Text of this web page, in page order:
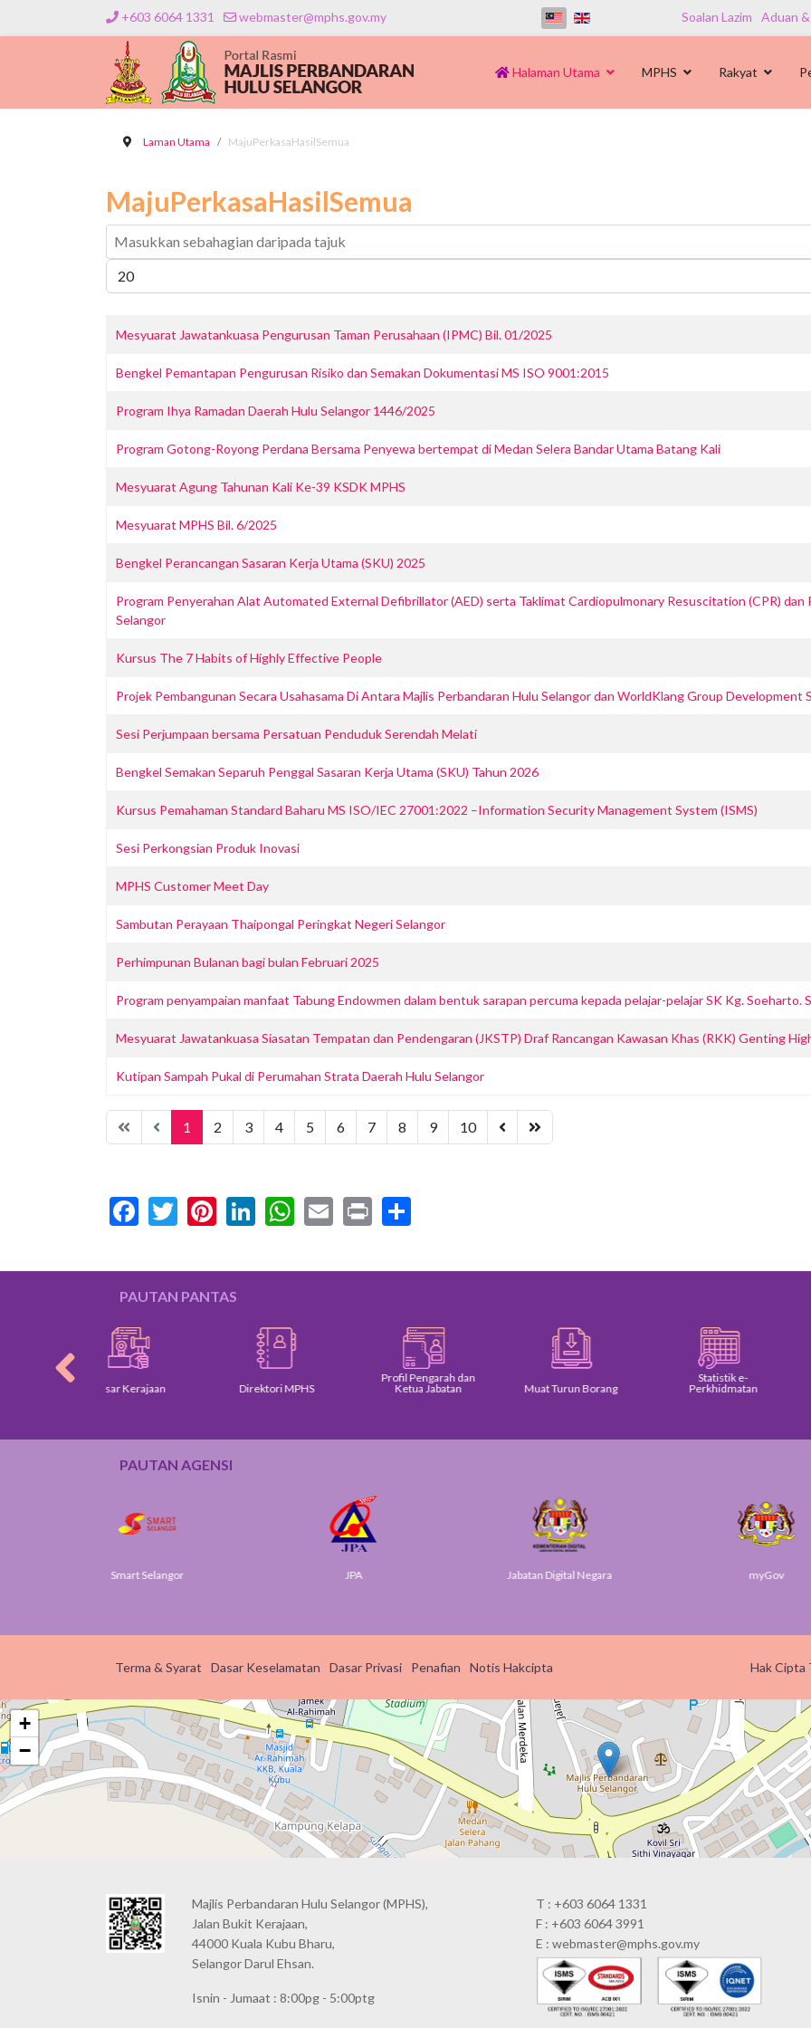
+603 6064 1331 webmaster@mphs.gov.my Soalan Lazim Aduan
Halaman Utama MPHS Rakyat
Laman Utama MajuPerkasaHasilSemua
MajuPerkasaHasilSemua
Papar #
Mesyuarat Jawatankuasa Pengurusan Taman Perusahaan (IPMC) Bil. 01/2025
Bengkel Pemantapan Pengurusan Risiko dan Semakan Dokumentasi MS ISO 9001:2015
Program Ihya Ramadan Daerah Hulu Selangor 1446/2025
Program Gotong-Royong Perdana Bersama Penyewa bertempat di Medan Selera Bandar Utama Batang Kali
Mesyuarat Agung Tahunan Kali Ke-39 KSDK MPHS
Mesyuarat MPHS Bil. 6/2025
Bengkel Perancangan Sasaran Kerja Utama (SKU) 2025
Program Penyerahan Alat Automated External Defibrillator (AED) serta Taklimat Cardiopulmonary Resuscitation (CPR) dan
Selangor
Kursus The 7 Habits of Highly Effective People
Projek Pembangunan Secara Usahasama Di Antara Majlis Perbandaran Hulu Selangor dan WorldKlang Group Development
Sesi Perjumpaan bersama Persatuan Penduduk Serendah Melati
Bengkel Semakan Separuh Penggal Sasaran Kerja Utama (SKU) Tahun 2026
Kursus Pemahaman Standard Baharu MS ISO/IEC 27001:2022 –Information Security Management System (ISMS)
Sesi Perkongsian Produk Inovasi
MPHS Customer Meet Day
Sambutan Perayaan Thaipongal Peringkat Negeri Selangor
Perhimpunan Bulanan bagi bulan Februari 2025
Program penyampaian manfaat Tabung Endowmen dalam bentuk sarapan percuma kepada pelajar-pelajar SK Kg. Soeharto.
Mesyuarat Jawatankuasa Siasatan Tempatan dan Pendengaran (JKSTP) Draf Rancangan Kawasan Khas (RKK) Genting
Kutipan Sampah Pukal di Perumahan Strata Daerah Hulu Selangor
1 2 3 4 5 6 7 8 9 10
Facebook
Twitter
Pinterest
LinkedIn
WhatsApp
Email
Print
PAUTAN PANTAS
Dasar Kerajaan Direktori MPHS
Profil Pengarah dan
Ketua Jabatan
Muat Turun Borang
Perkhidmatan
PAUTAN AGENSI
Jabatan Digital Negara
Terma & Syarat Dasar Keselamatan Dasar Privasi Penafian Notis Hakcipta Hak Cipta
+
−
Majlis Perbandaran Hulu Selangor (MPHS),
Jalan Bukit Kerajaan,
44000 Kuala Kubu Bharu,
Selangor Darul Ehsan.
Isnin - Jumaat : 8:00pg - 5:00ptg
T : +603 6064 1331
F : +603 6064 3991
E : webmaster@mphs.gov.my